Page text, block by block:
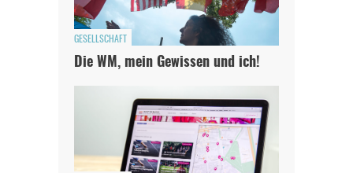
GESELLSCHAFT
Die WM, mein Gewissen und ich!